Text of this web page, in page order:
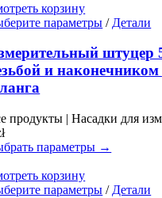
корзину
параметры Этот
имеет
несколько
вариаций.
выбрать
странице
/ Детали
штуцер
и
продукты | Насадки для
параметры →
корзину
параметры Этот
/ Детали